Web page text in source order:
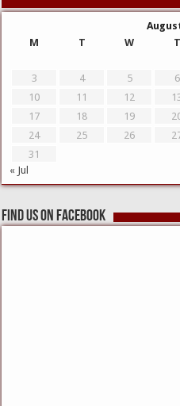
M
T W T
3
4 5 6
10
11 12
17
18 19
24
25 26
31
« Jul
Find us on Facebook